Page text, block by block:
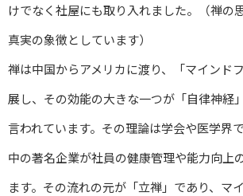
けでなく社屋にも取り入れました。（禅の
真実の象徴としています）
禅は中国からアメリカに渡り、「マインド
展し、その効能の大きな一つが「自律神経
言われています。その理論は学会や医学界
中の著名企業が社員の健康管理や能力向上
ます。その流れの元が「立禅」であり、マ